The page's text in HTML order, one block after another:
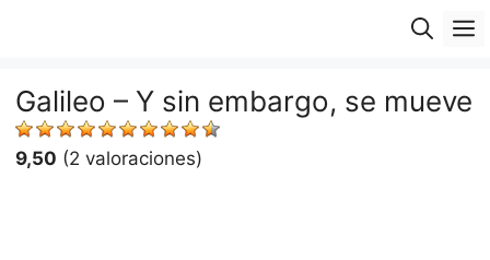
Galileo – Y sin embargo, se mueve
9,50 (2 valoraciones)